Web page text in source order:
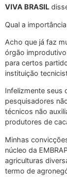
VIVA BRASIL
Qual a
Acho que já faz
órgão
para certos
instituição
Infelizmente seus
pesquisadores
técnicos não
produtores de
Minhas
núcleo da
agriculturas
termo de